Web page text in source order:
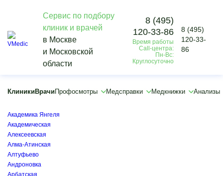
Сервис по подбору
клиник и врачей
в Москве
и Московской
области
8 (495)
120-33-86
Время работы
Call-центра:
Пн-Вс:
Круглосуточно
8 (495)
120-33-
86
Клиники Врачи Профосмотры Медсправки Медкнижки Анализы
Vmedic
Анализы
Маркеры аутоиммунных заболеваний
Маркеры системных коллагенозов
Авиамоторная
Академика Янгеля
Академическая
Алексеевская
Алма-Атинская
Алтуфьево
Андроновка
Арбатская